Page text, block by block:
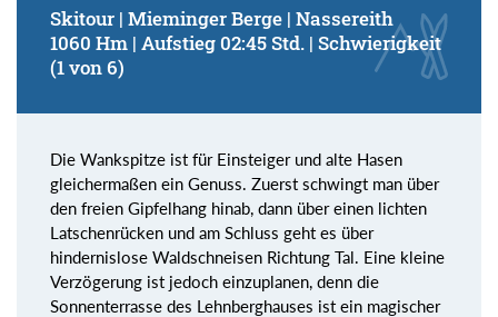
Skitour | Mieminger Berge | Nassereith
1060 Hm | Aufstieg 02:45 Std. | Schwierigkeit
(1 von 6)
Die Wankspitze ist für Einsteiger und alte Hasen
gleichermaßen ein Genuss. Zuerst schwingt man über
den freien Gipfelhang hinab, dann über einen lichten
Latschenrücken und am Schluss geht es über
hindernislose Waldschneisen Richtung Tal. Eine kleine
Verzögerung ist jedoch einzuplanen, denn die
Sonnenterrasse des Lehnberghauses ist ein magischer